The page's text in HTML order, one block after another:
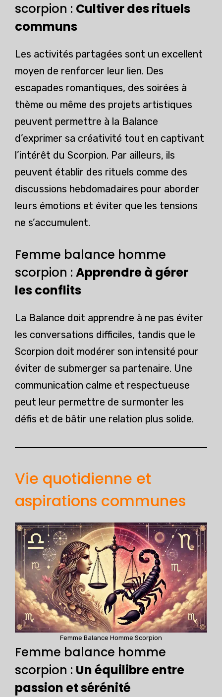
scorpion : Cultiver des rituels
communs
Les activités partagées sont un excellent
moyen de renforcer leur lien. Des
escapades romantiques, des soirées à
thème ou même des projets artistiques
peuvent permettre à la Balance
d’exprimer sa créativité tout en captivant
l’intérêt du Scorpion. Par ailleurs, ils
peuvent établir des rituels comme des
discussions hebdomadaires pour aborder
leurs émotions et éviter que les tensions
ne s’accumulent.
Femme balance homme
scorpion : Apprendre à gérer
les conflits
La Balance doit apprendre à ne pas éviter
les conversations difficiles, tandis que le
Scorpion doit modérer son intensité pour
éviter de submerger sa partenaire. Une
communication calme et respectueuse
peut leur permettre de surmonter les
défis et de bâtir une relation plus solide.
Vie quotidienne et
aspirations communes
Femme Balance Homme Scorpion
Femme balance homme
scorpion : Un équilibre entre
passion et sérénité